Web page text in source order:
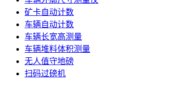
矿卡自动计数
车辆自动计数
车辆长宽高测量
车辆堆料体积测量
无人值守地磅
扫码过磅机